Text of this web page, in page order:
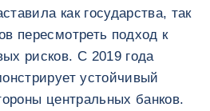
как государства, так
пересмотреть подход к
рисков. С 2019 года
устойчивый
центральных банков.